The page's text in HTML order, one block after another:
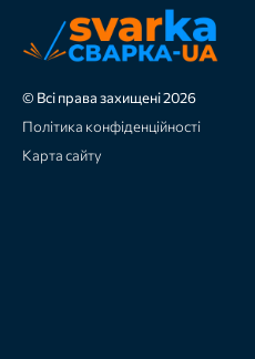
© Всі права захищені 2026
Політика конфіденційності
Карта сайту